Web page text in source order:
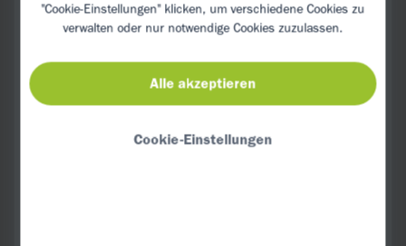
"Cookie-Einstellungen" klicken, um verschiedene Cookies zu
verwalten oder nur notwendige Cookies zuzulassen.
Alle akzeptieren
Cookie-Einstellungen
Quinoa stammt aus Südamerika und wird
hauptsächlich in Peru, Bolivien und
seit etwa 6.000 Jahren als Nahrungsmittel